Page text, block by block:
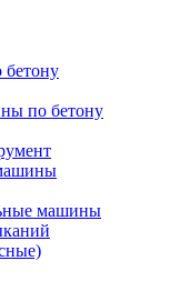
по бетону
машины